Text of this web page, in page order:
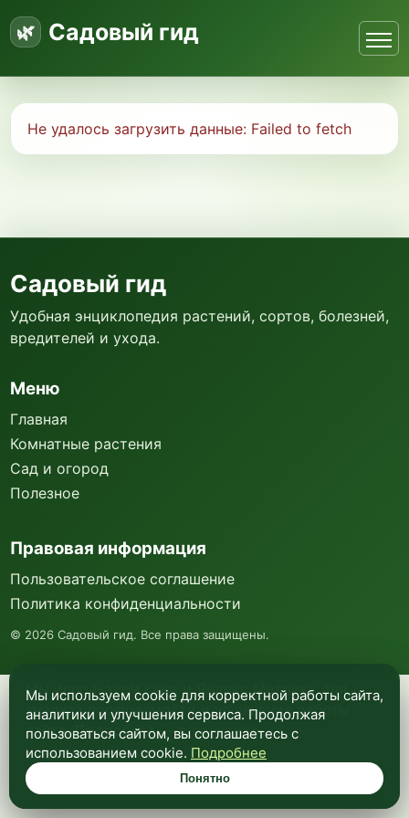
Садовый гид
Не удалось загрузить данные: Failed to fetch
Мы используем куки и Яндекс Метрику для
анализа посещаемости и улучшения работы
сайта. Подробнее —в политике
конфиденциальности.
Понятно
Садовый гид
Удобная энциклопедия растений, сортов, болезней,
вредителей и ухода.
Меню
Главная
Комнатные растения
Сад и огород
Полезное
Правовая информация
Пользовательское соглашение
Политика конфиденциальности
© 2026 Садовый гид. Все права защищены.
Мы используем cookie для корректной работы сайта,
аналитики и улучшения сервиса. Продолжая
пользоваться сайтом, вы соглашаетесь с
использованием cookie. Подробнее
Понятно